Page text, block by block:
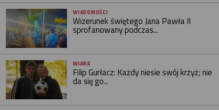
WIADOMOŚCI
Wizerunek świętego Jana Pawła II
sprofanowany podczas...
WIARA
Filip Gurłacz: Każdy niesie swój krzyż; nie
da się go...